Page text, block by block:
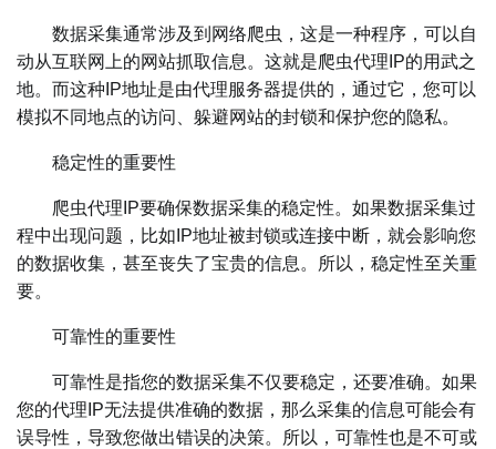
数据采集通常涉及到网络爬虫，这是一种程序，可以自
动从互联网上的网站抓取信息。这就是爬虫代理IP的用武之
地。而这种IP地址是由代理服务器提供的，通过它，您可以
模拟不同地点的访问、躲避网站的封锁和保护您的隐私。
稳定性的重要性
爬虫代理IP要确保数据采集的稳定性。如果数据采集过
程中出现问题，比如IP地址被封锁或连接中断，就会影响您
的数据收集，甚至丧失了宝贵的信息。所以，稳定性至关重
要。
可靠性的重要性
可靠性是指您的数据采集不仅要稳定，还要准确。如果
您的代理IP无法提供准确的数据，那么采集的信息可能会有
误导性，导致您做出错误的决策。所以，可靠性也是不可或